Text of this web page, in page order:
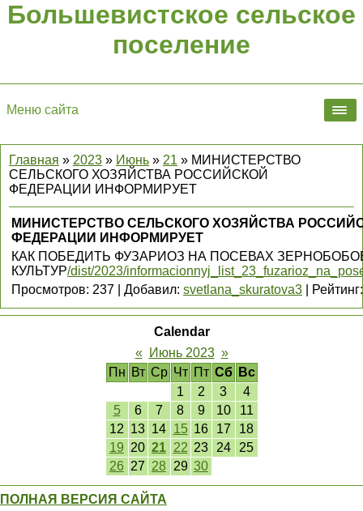
Большевистское сельское
поселение
Меню сайта
Главная » 2023 » Июнь » 21 » МИНИСТЕРСТВО
СЕЛЬСКОГО ХОЗЯЙСТВА РОССИЙСКОЙ
ФЕДЕРАЦИИ ИНФОРМИРУЕТ
МИНИСТЕРСТВО СЕЛЬСКОГО ХОЗЯЙСТВА
ФЕДЕРАЦИИ ИНФОРМИРУЕТ
КАК ПОБЕДИТЬ ФУЗАРИОЗ НА ПОСЕВАХ
КУЛЬТУР/dist/2023/
Просмотров: 237 Добавил: svetlana_skuratova3 Рейтинг:
Calendar
«
Июнь 2023 »
Пн Вт Ср Чт Пт Сб
Вс
1
2 3
4
5
6 7 8 9 10
11
12 13 14 15 16 17
18
19 20 21 22 23 24
25
26 27 28 29 30
ПОЛНАЯ ВЕРСИЯ САЙТА